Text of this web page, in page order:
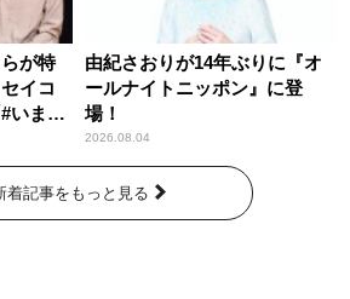
が特
イコ
いまあ
由紀さおりが14年ぶりに『オ
ールナイトニッポン』に登
場！
2026.08.04
着記事をもっと見る